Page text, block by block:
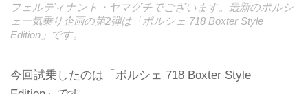
フェルディナント・ヤマグチでございます。最新のポルシ
ェ一気乗り企画の第2弾は「ポルシェ 718 Boxter Style
Edition」です。
今回試乗したのは「ポルシェ 718 Boxter Style